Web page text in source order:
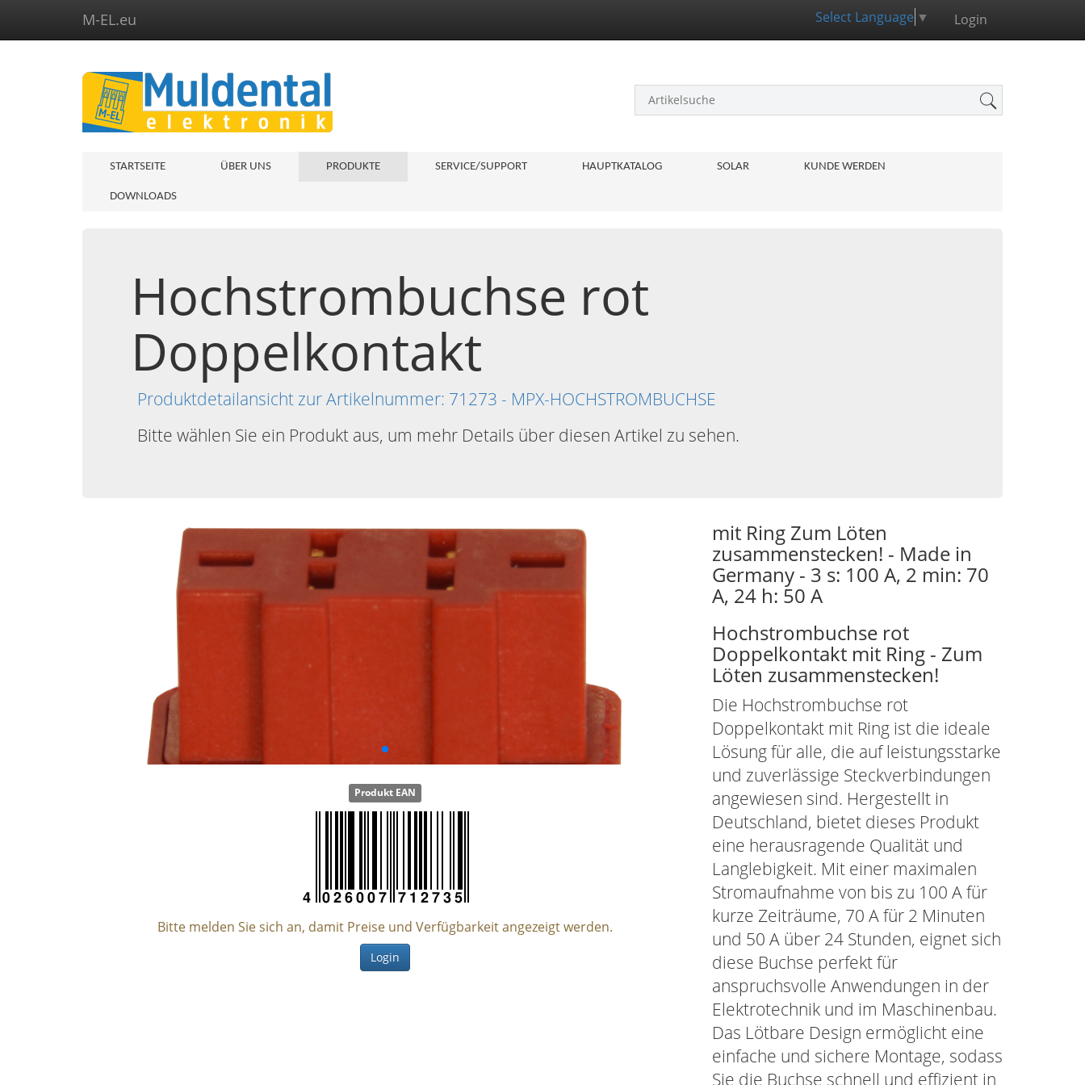
M-EL.eu Select Language ▼ Login
STARTSEITE ÜBER UNS PRODUKTE SERVICE/SUPPORT HAUPTKATALOG SOLAR KUNDE WERDEN
DOWNLOADS
Hochstrombuchse rot
Doppelkontakt
Produktdetailansicht zur Artikelnummer: 71273 - MPX-HOCHSTROMBUCHSE
Bitte wählen Sie ein Produkt aus, um mehr Details über diesen Artikel zu sehen.
Produkt EAN
Bitte melden Sie sich an, damit Preise und Verfügbarkeit angezeigt werden.
Login
mit Ring Zum Löten
zusammenstecken! - Made in
Germany - 3 s: 100 A, 2 min: 70
A, 24 h: 50 A
Hochstrombuchse rot
Doppelkontakt mit Ring - Zum
Löten zusammenstecken!
Die Hochstrombuchse rot
Doppelkontakt mit Ring ist die ideale
Lösung für alle, die auf leistungsstarke
und zuverlässige Steckverbindungen
angewiesen sind. Hergestellt in
Deutschland, bietet dieses Produkt
eine herausragende Qualität und
Langlebigkeit. Mit einer maximalen
Stromaufnahme von bis zu 100 A für
kurze Zeiträume, 70 A für 2 Minuten
und 50 A über 24 Stunden, eignet sich
diese Buchse perfekt für
anspruchsvolle Anwendungen in der
Elektrotechnik und im Maschinenbau.
Das Lötbare Design ermöglicht eine
einfache und sichere Montage, sodass
Sie die Buchse schnell und effizient in